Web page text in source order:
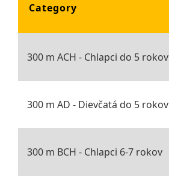
Category
300 m ACH - Chlapci do 5 rokov
300 m AD - Dievčatá do 5 rokov
300 m BCH - Chlapci 6-7 rokov